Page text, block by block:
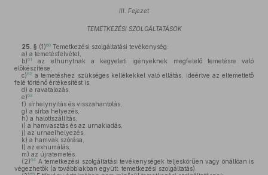
III. Fejezet
TEMETKEZÉSI SZOLGÁLTATÁSOK
25. § (1)60 Temetkezési szolgáltatási tevékenység:
a) a temetésfelvétel,
b)61
az elhunytnak a kegyeleti igényeknek megfelelő temetésre való
előkészítése,
c)62 a temetéshez szükséges kellékekkel való ellátás, ideértve az eltemettető
felé történő értékesítést is,
d) a ravatalozás,
e)63
f) sírhelynyitás és visszahantolás,
g) a sírba helyezés,
h) a halottszállítás,
i) a hamvasztás és az urnakiadás,
j) az urnaelhelyezés,
k) a hamvak szórása,
l) az exhumálás,
m) az újratemetés.
(2)64 A temetkezési szolgáltatási tevékenységek teljeskörűen vagy önállóan is
végezhetők (a továbbiakban együtt: temetkezési szolgáltatás).
65